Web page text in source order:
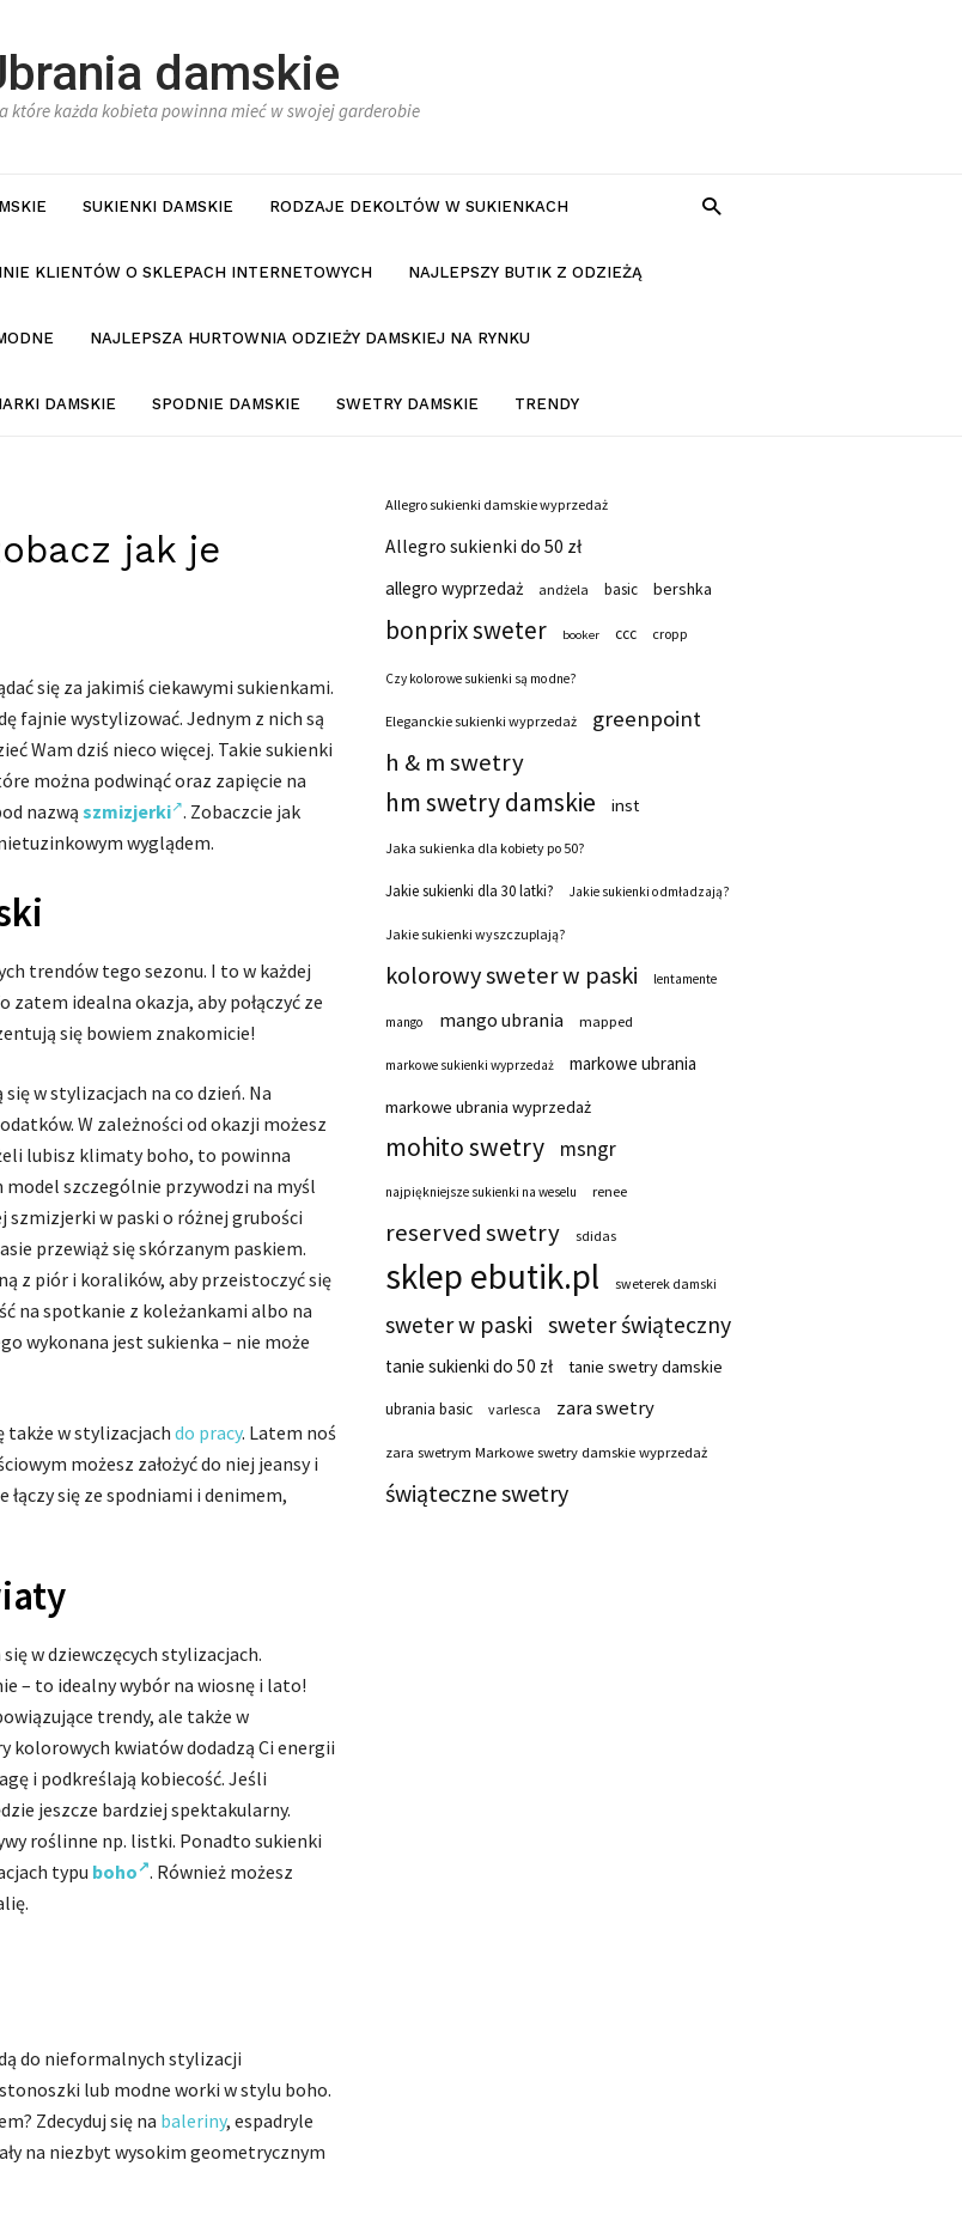
damskie
które każda kobieta powinna mieć w swojej garderobie
SUKIENKI DAMSKIE RODZAJE DEKOLTÓW W SUKIENKACH
KLIENTÓW O SKLEPACH INTERNETOWYCH NAJLEPSZY BUTIK Z ODZIEŻĄ
NAJLEPSZA HURTOWNIA ODZIEŻY DAMSKIEJ NA RYNKU
DAMSKIE SPODNIE DAMSKIE SWETRY DAMSKIE TRENDY
jak je
się za jakimiś ciekawymi sukienkami.
fajnie wystylizować. Jednym z nich są
Wam dziś nieco więcej. Takie sukienki
można podwinąć oraz zapięcie na
nazwą szmizjerki . Zobaczcie jak
wyglądem.
trendów tego sezonu. I to w każdej
idealna okazja, aby połączyć ze
się bowiem znakomicie!
w stylizacjach na co dzień. Na
W zależności od okazji możesz
lubisz klimaty boho, to powinna
model szczególnie przywodzi na myśl
szmizjerki w paski o różnej grubości
przewiąż się skórzanym paskiem.
z piór i koralików, aby przeistoczyć się
na spotkanie z koleżankami albo na
wykonana jest sukienka – nie może
także w stylizacjach do pracy. Latem noś
możesz założyć do niej jeansy i
się ze spodniami i denimem,
w dziewczęcych stylizacjach.
– to idealny wybór na wiosnę i lato!
trendy, ale także w
kolorowych kwiatów dodadzą Ci energii
i podkreślają kobiecość. Jeśli
jeszcze bardziej spektakularny.
roślinne np. listki. Ponadto sukienki
typu boho . Również możesz
do nieformalnych stylizacji
lub modne worki w stylu boho.
Zdecyduj się na baleriny, espadryle
na niezbyt wysokim geometrycznym
Allegro sukienki damskie wyprzedaż
Allegro sukienki do 50 zł
allegro wyprzedaż
andżela basic bershka
bonprix sweter booker ccc cropp
Czy kolorowe sukienki są modne?
Eleganckie sukienki wyprzedaż greenpoint
h & m swetry
hm swetry damskie inst
Jaka sukienka dla kobiety po 50?
Jakie sukienki dla 30 latki? Jakie sukienki odmładzają?
Jakie sukienki wyszczuplają?
kolorowy sweter w paski lentamente
mango mango ubrania mapped
markowe sukienki wyprzedaż markowe ubrania
markowe ubrania wyprzedaż
mohito swetry msngr
najpiękniejsze sukienki na weselu renee
reserved swetry sdidas
sklep ebutik.pl sweterek damski
sweter w paski sweter świąteczny
tanie sukienki do 50 zł tanie swetry damskie
ubrania basic varlesca zara swetry
zara swetrym Markowe swetry damskie wyprzedaż
świąteczne swetry